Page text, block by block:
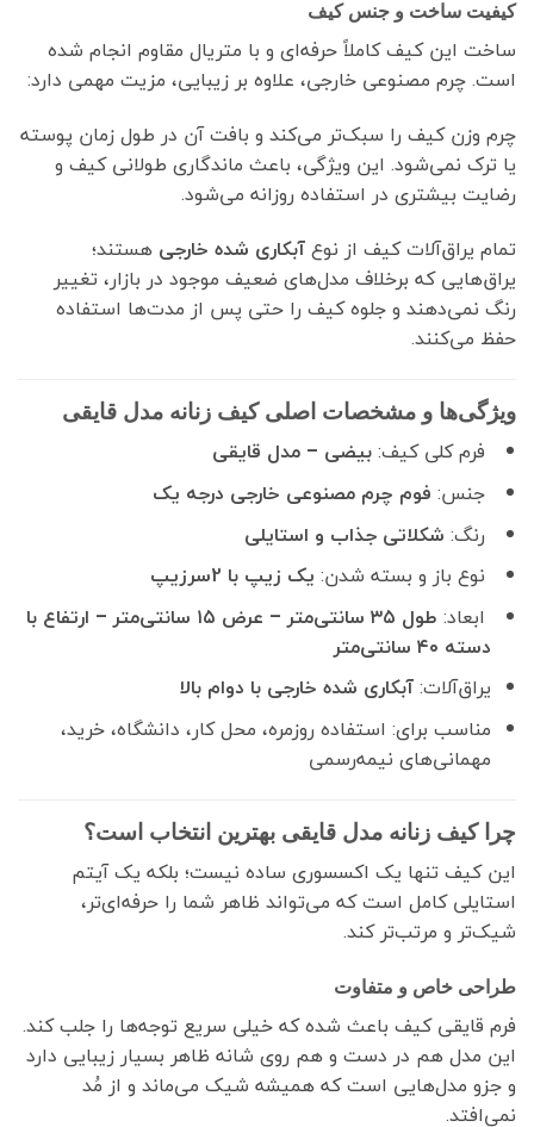
کیفیت ساخت و جنس کیف
ساخت این کیف کاملاً حرفه‌ای و با متریال مقاوم انجام شده
است. چرم مصنوعی خارجی، علاوه بر زیبایی، مزیت مهمی دارد:
چرم وزن کیف را سبک‌تر می‌کند و بافت آن در طول زمان پوسته
یا ترک نمی‌شود. این ویژگی، باعث ماندگاری طولانی کیف و
رضایت بیشتری در استفاده روزانه می‌شود.
تمام یراق‌آلات کیف از نوعآبکاری شده خارجیهستند؛
یراق‌هایی که برخلاف مدل‌های ضعیف موجود در بازار، تغییر
رنگ نمی‌دهند و جلوه کیف را حتی پس از مدت‌ها استفاده
حفظ می‌کنند.
ویژگی‌ها و مشخصات اصلی کیف زنانه مدل قایقی
فرم کلی کیف:بیضی – مدل قایقی
جنس:فوم چرم مصنوعی خارجی درجه یک
رنگ:شکلاتی جذاب و استایلی
نوع باز و بسته شدن:یک زیپ با 2سرزیپ
ابعاد:
طول ۳۵ سانتی‌متر – عرض ۱۵ سانتی‌متر – ارتفاع با
دسته ۴۰ سانتی‌متر
یراق‌آلات:آبکاری شده خارجی با دوام بالا
مناسب برای: استفاده روزمره، محل کار، دانشگاه، خرید،
مهمانی‌های نیمه‌رسمی
چرا کیف زنانه مدل قایقی بهترین انتخاب است؟
این کیف تنها یک اکسسوری ساده نیست؛ بلکه یک آیتم
استایلی کامل است که می‌تواند ظاهر شما را حرفه‌ای‌تر،
شیک‌تر و مرتب‌تر کند.
طراحی خاص و متفاوت
فرم قایقی کیف باعث شده که خیلی سریع توجه‌ها را جلب کند.
این مدل هم در دست و هم روی شانه ظاهر بسیار زیبایی دارد
و جزو مدل‌هایی است که همیشه شیک می‌ماند و از مُد
نمی‌افتد.